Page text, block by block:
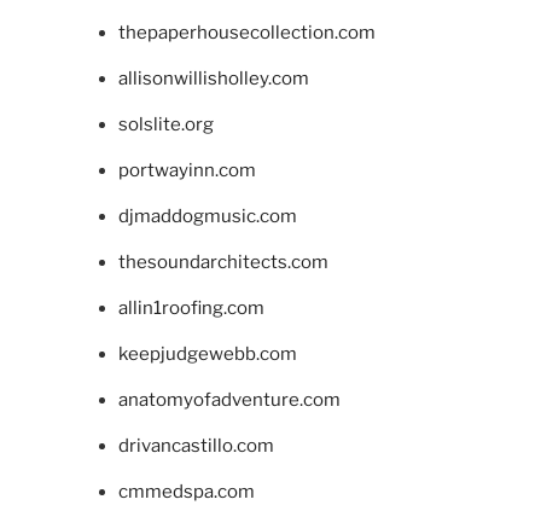
thepaperhousecollection.com
allisonwillisholley.com
solslite.org
portwayinn.com
djmaddogmusic.com
thesoundarchitects.com
allin1roofing.com
keepjudgewebb.com
anatomyofadventure.com
drivancastillo.com
cmmedspa.com